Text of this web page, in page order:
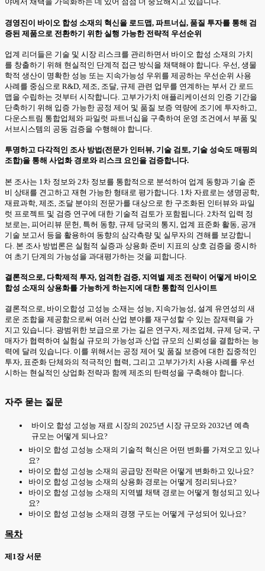
경영진이 바이오 합성 소재의 혁신을 로드맵, 파트너십, 품질 투자를 통해 검
증된 제품으로 전환하기 위한 실행 가능한 전략적 우선순위
업계 리더들은 기술 및 시장 리스크를 관리하면서 바이오 합성 소재의 가치
를 창출하기 위해 현실적인 단계적 접근 방식을 채택해야 합니다. 우선, 생물
학적 생산이 명확한 성능 또는 지속가능성 우위를 제공하는 우선순위 사용
사례를 중심으로 R&D, 제조, 조달, 규제 관련 업무를 연계하는 부서 간 로드
맵을 수립하는 것부터 시작합니다. 고부가가치 애플리케이션의 인증 기간을
단축하기 위해 입증 가능한 공정 제어 및 품질 보증 역량에 조기에 투자하고,
다운스트림 통합업체와 파일럿 파트너십을 구축하여 운영 조건에서 부품 및
서브시스템의 공동 검증을 수행해야 합니다.
투명하고 다각적인 조사 방법(전문가 인터뷰, 기술 검토, 기술 성숙도 매핑의
조합)을 통해 사업화 경로와 리스크 요인을 검증합니다.
본 조사는 1차 정보와 2차 정보를 통합적으로 분석하여 업계 동향과 기술 준
비 상태를 견고하고 재현 가능한 형태로 평가합니다. 1차 자료로는 생명공학,
재료과학, 제조, 조달 분야의 전문가를 대상으로 한 구조화된 인터뷰와 파일
럿 프로젝트 및 검증 연구에 대한 기술적 검토가 포함됩니다. 2차적 입력 정
보로는, 피어리뷰 문헌, 특허 동향, 규제 당국의 통지, 업계 표준화 활동, 공개
기술 보고서 등을 활용하여 동향의 삼각측량 및 실무자의 견해를 보강합니
다. 본 조사 방법론은 실험적 실증과 상용화 준비 지표의 상호 검증을 중시하
여 초기 단계의 가능성을 과대평가하는 것을 피합니다.
결론적으로, 다학제적 투자, 엄격한 검증, 지역별 제조 전략이 어떻게 바이오
합성 소재의 상용화를 가능하게 하는지에 대한 통합적 인사이트
결론적으로, 바이오합성 고성능 소재는 성능, 지속가능성, 설계 유연성의 새
로운 조합을 제공함으로써 여러 산업 분야를 재구성할 수 있는 잠재력을 가
지고 있습니다. 광범위한 보급으로 가는 길은 연구자, 제조업체, 규제 당국, 구
매자가 협력하여 실험실 규모의 가능성과 산업 규모의 신뢰성을 결합하는 능
력에 달려 있습니다. 이를 위해서는 공정 제어 및 품질 보증에 대한 집중적인
투자, 표준화 단체와의 적극적인 협력, 그리고 고부가가치 사용 사례를 우선
시하는 현실적인 상업화 전략과 함께 제조의 탄력성을 구축해야 합니다.
자주 묻는 질문
바이오 합성 고성능 재료 시장의 2025년 시장 규모와 2032년 예측
규모는 어떻게 되나요?
바이오 합성 고성능 소재의 기술적 혁신은 어떤 변화를 가져오고 있나
요?
바이오 합성 고성능 소재의 공급망 전략은 어떻게 변화하고 있나요?
바이오 합성 고성능 소재의 상용화 경로는 어떻게 정리되나요?
바이오 합성 고성능 소재의 지역별 채택 경로는 어떻게 형성되고 있나
요?
바이오 합성 고성능 소재의 경쟁 구도는 어떻게 구성되어 있나요?
목차
제1장 서문